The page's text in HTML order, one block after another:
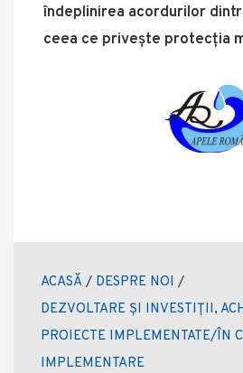
îndeplinirea acordurilor
ceea ce privește protecția
ACASĂ / DESPRE NOI /
DEZVOLTARE ȘI INVESTIȚII,
PROIECTE IMPLEMENTATE/ÎN
IMPLEMENTARE